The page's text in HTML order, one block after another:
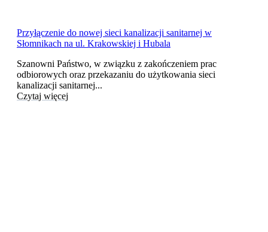
Przyłączenie do nowej sieci kanalizacji sanitarnej w
Słomnikach na ul. Krakowskiej i Hubala
Szanowni Państwo, w związku z zakończeniem prac
odbiorowych oraz przekazaniu do użytkowania sieci
kanalizacji sanitarnej...
Czytaj więcej